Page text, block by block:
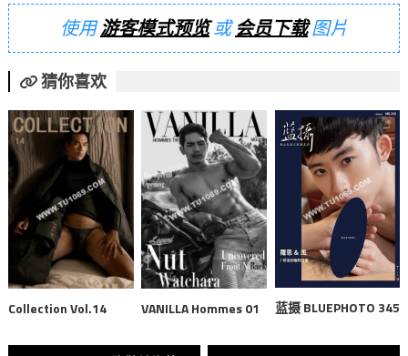
使用游客模式预览或会员下载图片
猜你喜欢
Collection Vol.14 VANILLA Hommes 01 蓝摄 BLUEPHOTO 345